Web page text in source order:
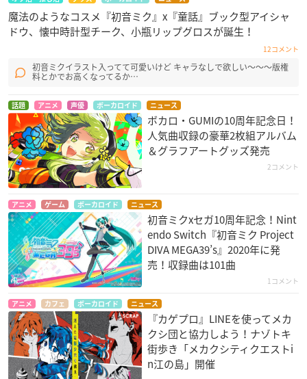
魔法のようなコスメ『初音ミク』x『童話』ブック型アイシャ
ドウ、懐中時計型チーク、小瓶リップグロスが誕生！
12コメント
初音ミクイラスト入ってて可愛いけど キャラなしで欲しい～～～版権
料とかでお高くなってるか…
話題 アニメ 声優 ボーカロイド ニュース
ボカロ・GUMIの10周年記念日！
人気曲収録の豪華2枚組アルバム
＆グラフアートグッズ発売
2コメント
アニメ ゲーム ボーカロイド ニュース
初音ミクxセガ10周年記念！Nint
endo Switch『初音ミク Project
DIVA MEGA39’s』2020年に発
売！収録曲は101曲
1コメント
アニメ カフェ ボーカロイド ニュース
『カゲプロ』LINEを使ってメカ
クシ団と協力しよう！ナゾトキ
街歩き「メカクシティクエストi
n江の島」開催